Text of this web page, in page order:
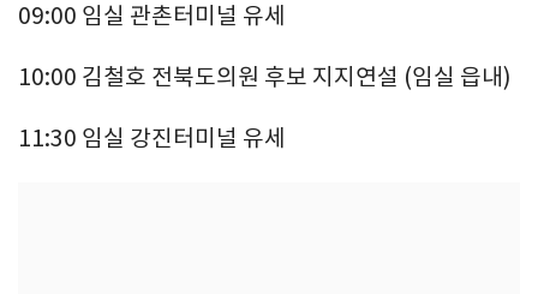
09:00 임실 관촌터미널 유세
10:00 김철호 전북도의원 후보 지지연설 (임실 읍내)
11:30 임실 강진터미널 유세